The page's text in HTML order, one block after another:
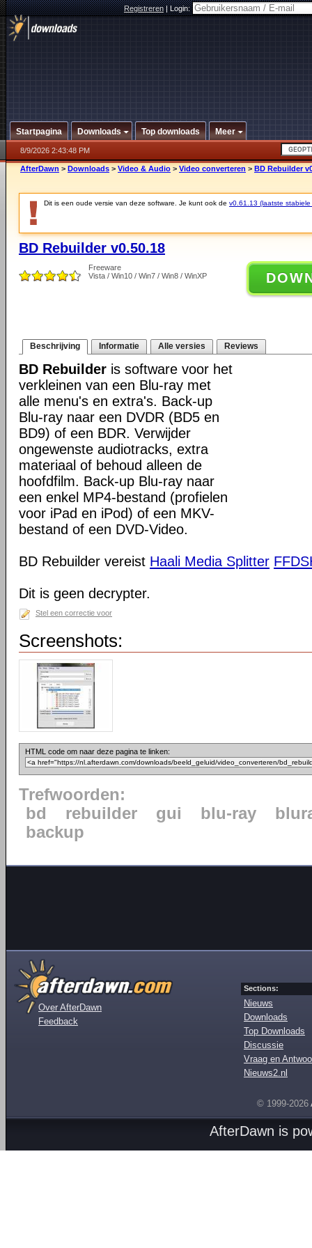
Registreren|Login:
Startpagina Downloads Top downloads Meer
8/9/2026 2:43:48 PM
AfterDawn > Downloads > Video & Audio > Video converteren > BD Rebuilder
Dit is een oude versie van deze software. Je kunt ook de v0.61.13 (laatste stabiele
BD Rebuilder v0.50.18
Freeware
Vista / Win10 / Win7 / Win8 / WinXP
Beschrijving Informatie Alle versies Reviews
BD Rebuilder is software voor het
verkleinen van een Blu-ray met
alle menu's en extra's. Back-up
Blu-ray naar een DVDR (BD5 en
BD9) of een BDR. Verwijder
ongewenste audiotracks, extra
materiaal of behoud alleen de
hoofdfilm. Back-up Blu-ray naar
een enkel MP4-bestand (profielen
voor iPad en iPod) of een MKV-
bestand of een DVD-Video.
BD Rebuilder vereist Haali Media Splitter
Dit is geen decrypter.
Stel een correctie voor
Screenshots:
HTML code om naar deze pagina te linken:
Trefwoorden:
bd
rebuilder gui blu-ray
backup
Over AfterDawn
Feedback
Sections:
Nieuws
Downloads
Top Downloads
Discussie
Vraag en
Nieuws2.nl
© 1999-2026
AfterDawn is